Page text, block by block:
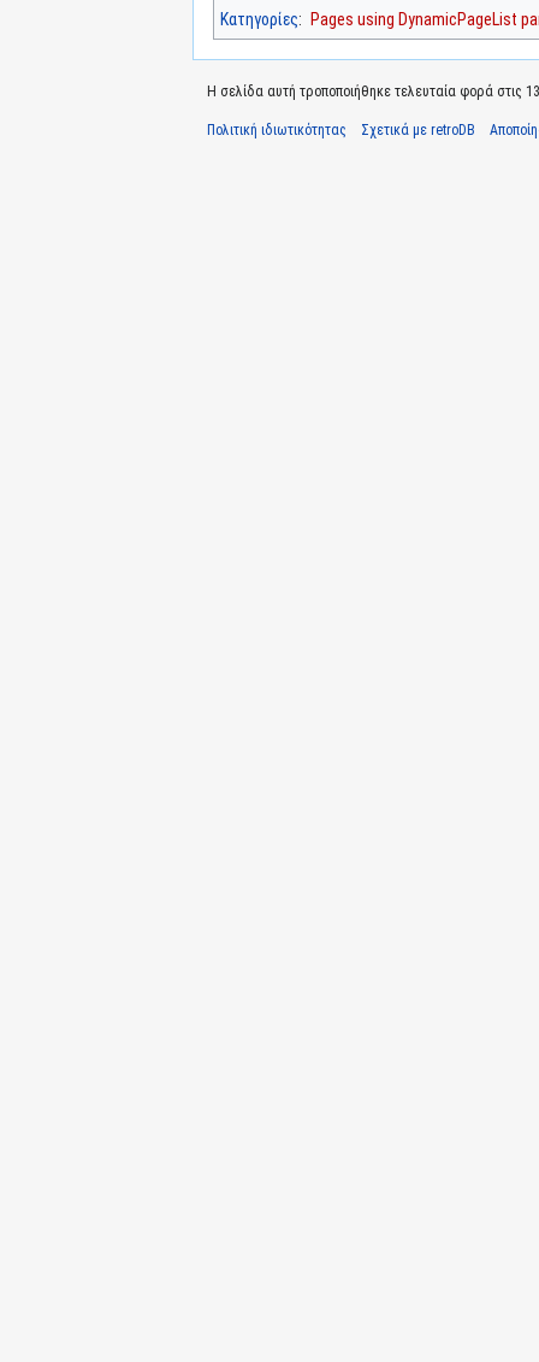
Κατηγορίες: Pages using DynamicPageList
Η σελίδα αυτή τροποποιήθηκε τελευταία φορά στις
Πολιτική ιδιωτικότητας Σχετικά με retroDB